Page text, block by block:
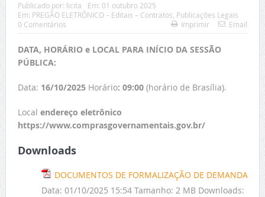
Publicado por: licita Em: 01 outubro 2025
Em: PREGÃO ELETRÔNICO – Editais – Contratos, Publicações Legais
0 Comentários
Imprimir Email
DATA, HORÁRIO e LOCAL PARA INÍCIO DA SESSÃO
PÚBLICA:
Data: 16/10/2025 Horário: 09:00 (horário de Brasília).
Local endereço eletrônico
https://www.comprasgovernamentais.gov.br/
Downloads
DOCUMENTOS DE FORMALIZAÇÃO DE DEMANDA
Data: 01/10/2025 15:54 Tamanho: 2 MB Downloads: